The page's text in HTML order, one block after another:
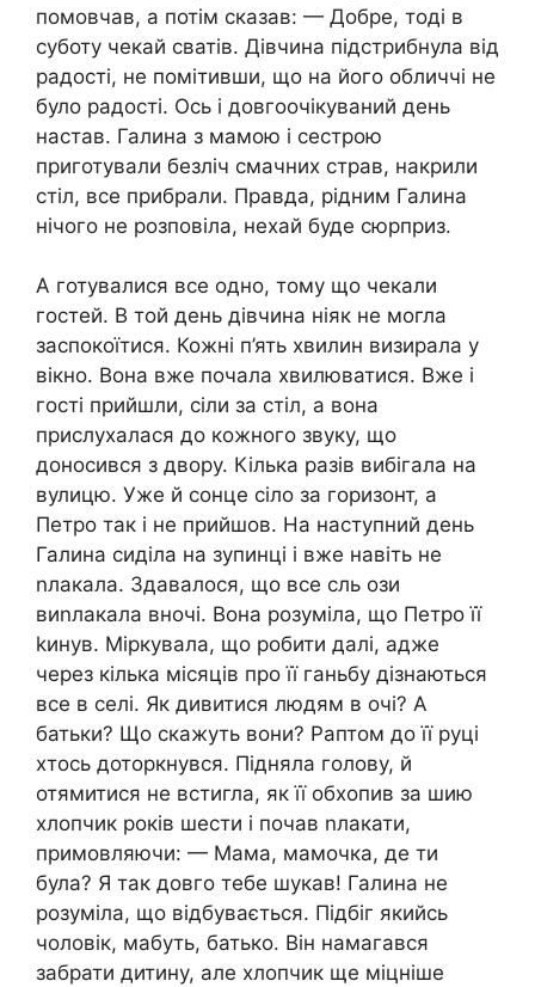
помовчав, а потім сказав: — Добре, тоді в
суботу чекай сватів. Дівчина підстрибнула від
радості, не помітивши, що на його обличчі не
було радості. Ось і довгоочікуваний день
настав. Галина з мамою і сестрою
приготували безліч смачних страв, накрили
стіл, все прибрали. Правда, рідним Галина
нічого не розповіла, нехай буде сюрприз.
А готувалися все одно, тому що чекали
гостей. В той день дівчина ніяк не могла
заспокоїтися. Кожні п’ять хвилин визирала у
вікно. Вона вже почала хвилюватися. Вже і
гості прийшли, сіли за стіл, а вона
прислухалася до кожного звуку, що
доносився з двору. Кілька разів вибігала на
вулицю. Уже й сонце сіло за горизонт, а
Петро так і не прийшов. На наступний день
Галина сиділа на зупинці і вже навіть не
nлакала. Здавалося, що все сль ози
виnлакала вночі. Вона розуміла, що Петро її
kинув. Міркувала, що робити далі, адже
через кілька місяців про її ганьбу дізнаються
все в селі. Як дивитися людям в очі? А
батьки? Що скажуть вони? Раптом до її руці
хтось доторкнувся. Підняла голову, й
отямитися не встигла, як її обхопив за шию
хлопчик років шести і почав nлакати,
примовляючи: — Мама, мамочка, де ти
була? Я так довго тебе шукав! Галина не
розуміла, що відбувається. Підбіг якийсь
чоловік, мабуть, батько. Він намагався
забрати дитину, але хлопчик ще міцніше